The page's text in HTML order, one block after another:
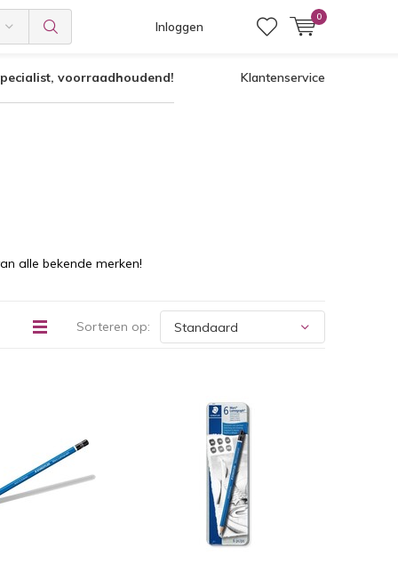
Inloggen
0
voorraadhoudend! Klantenservice
alle bekende merken!
Sorteren op: